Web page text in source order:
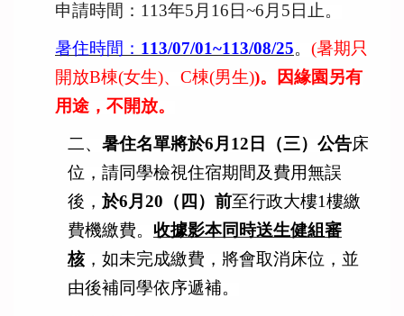
申請時間：113年5月16日~6月5日止。
暑住時間： 113/07/01~113/08/25。 (暑期只
開放B棟(女生)、C棟(男生))。因緣園另有
用途，不開放。
二、 暑住名單將於6月12日（三）公告床
位， 請同學檢視住宿期間及費用無誤
後， 於6月20（四）前至行政大樓1樓繳
費機繳費。 收據影本同時送生健組審
核，如未完成繳費， 將會取消床位，並
由後補同學依序遞補。